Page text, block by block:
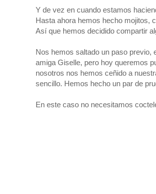
Y de vez en cuando estamos
Hasta ahora hemos hecho mojitos,
Así que hemos decidido compartir
Nos hemos saltado un paso previo,
amiga Giselle, pero hoy queremos
nosotros nos hemos ceñido a
sencillo. Hemos hecho un par de
En este caso no necesitamos